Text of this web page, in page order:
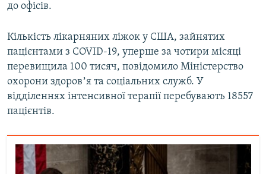
до офісів.
Кількість лікарняних ліжок у США, зайнятих
пацієнтами з COVID-19, уперше за чотири місяці
перевищила 100 тисяч, повідомило Міністерство
охорони здоровʼя та соціальних служб. У
відділеннях інтенсивної терапії перебувають 18557
пацієнтів.